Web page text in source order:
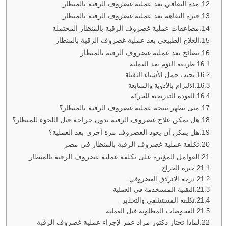
مدة التعافي بعد عملية غضروف الرقبة بالمنظار
فترة النقاهة بعد عملية غضروف الرقبة بالمنظار
مضاعفات عملية غضروف الرقبة بالمنظار المحتملة
العلاج الطبيعي بعد عملية غضروف الرقبة بالمنظار
نصائح بعد عملية غضروف الرقبة بالمنظار
طريقة النوم بعد العملية
تجنب حمل الأشياء الثقيلة
الالتزام بالأدوية والمتابعة
العودة التدريجية للحركة
متى تظهر نتيجة عملية غضروف الرقبة بالمنظار؟
هل يمكن علاج غضروف الرقبة بدون جراحة قبل اللجوء للمنظار؟
هل يمكن أن يعود الغضروف مرة أخرى بعد العملية؟
تكلفة عملية غضروف الرقبة بالمنظار في مصر
العوامل المؤثرة على تكلفة عملية غضروف الرقبة بالمنظار
خبرة الجراح
درجة الانزلاق الغضروفي
التقنية المستخدمة في العملية
تكلفة المستشفى والتخدير
الفحوصات المطلوبة قبل العملية
لماذا تختار دكتور مراد عمر لإجراء عملية غضروف الرقبة